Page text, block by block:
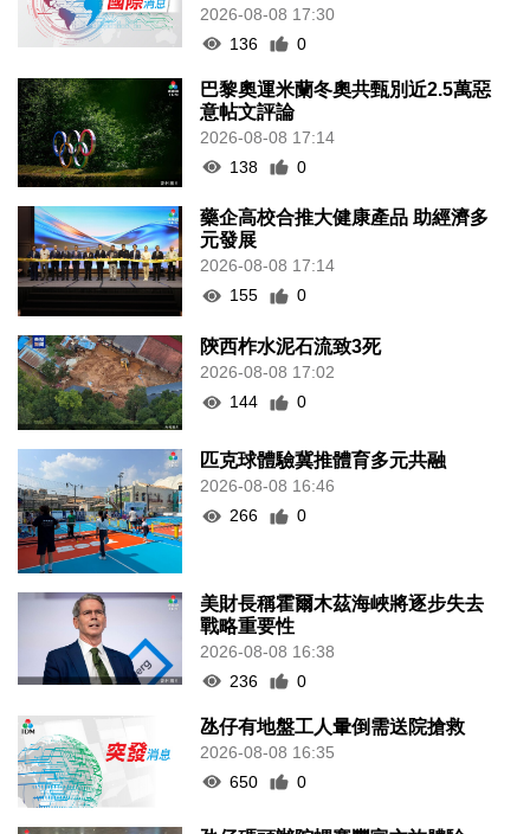
2026-08-08 17:30
136
0
巴黎奧運米蘭冬奧共甄別近2.5萬惡
意帖文評論
2026-08-08 17:14
138
0
藥企高校合推大健康產品 助經濟多
元發展
2026-08-08 17:14
155
0
陝西柞水泥石流致3死
2026-08-08 17:02
144
0
匹克球體驗冀推體育多元共融
2026-08-08 16:46
266
0
美財長稱霍爾木茲海峽將逐步失去
戰略重要性
2026-08-08 16:38
236
0
氹仔有地盤工人暈倒需送院搶救
2026-08-08 16:35
650
0